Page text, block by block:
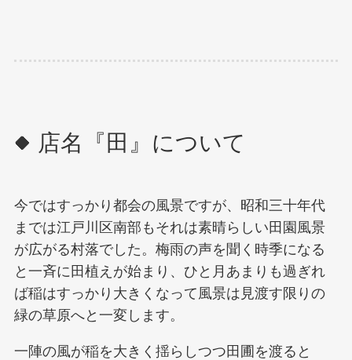
店名『⽥』について
今ではすっかり都会の風景ですが、昭和三十年代
までは江戸川区南部もそれは素晴らしい田園風景
が広がる村落でした。梅雨の声を聞く時季になる
と一斉に田植えが始まり、ひと月あまりも過ぎれ
ば稲はすっかり大きくなって風景は見渡す限りの
緑の草原へと一変します。
一陣の風が稲を大きく揺らしつつ田圃を渡ると